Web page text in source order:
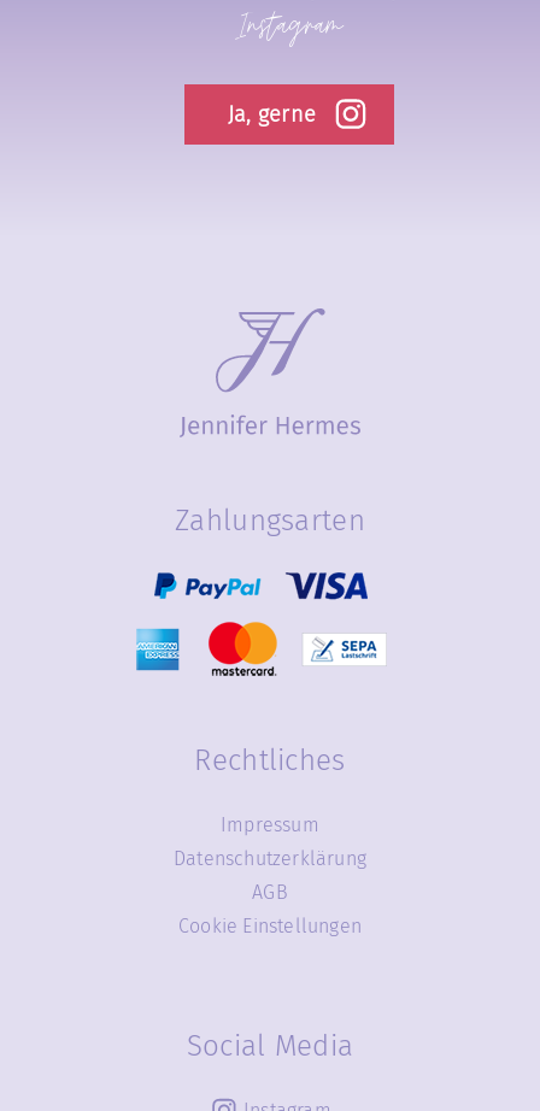
Instagram
Ja, gerne
Zahlungsarten
Rechtliches
Impressum
Datenschutzerklärung
AGB
Cookie Einstellungen
Social Media